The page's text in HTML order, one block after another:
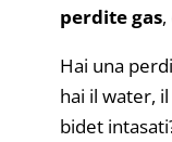
perdite gas,
Hai una
hai il water,
bidet